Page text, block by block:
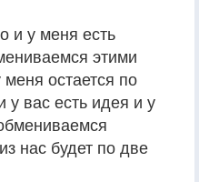
и у меня есть
этими
остается по
у вас есть идея и у
нас будет по две